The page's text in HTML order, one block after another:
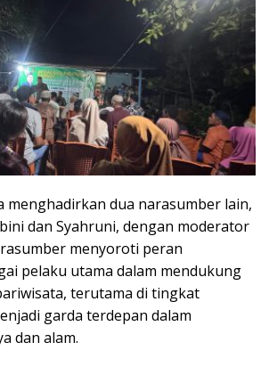
menghadirkan dua narasumber lain,
dan Syahruni, dengan moderator
menyoroti peran
pelaku utama dalam mendukung
terutama di tingkat
garda terdepan dalam
dan alam.